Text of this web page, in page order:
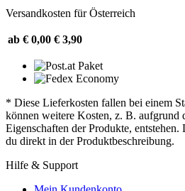
Versandkosten für Österreich
ab € 0,00 € 3,90
* Diese Lieferkosten fallen bei einem
können weitere Kosten, z. B. aufgrund
Eigenschaften der Produkte,
du direkt in der Produktbeschreibung.
Hilfe & Support